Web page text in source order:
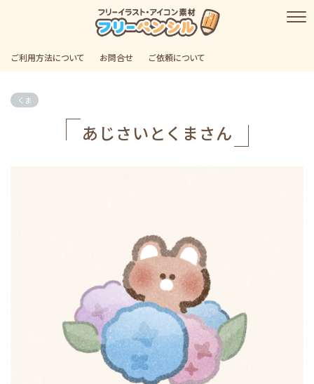
ご利用方法について お問合せ ご依頼について
くま
あじさいとくまさん